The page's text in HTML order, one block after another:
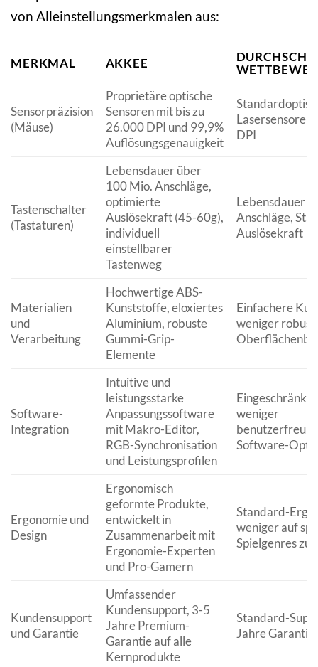
von Alleinstellungsmerkmalen aus:
MERKMAL AKKEE
Sensorpräzision
(Mäuse)
Proprietäre optische
Sensoren mit bis zu
26.000 DPI und 99,9%
Auflösungsgenauigkeit
Lasersensoren
DPI
Tastenschalter
(Tastaturen)
Lebensdauer über
100 Mio. Anschläge,
optimierte
Auslösekraft (45-60g),
individuell
einstellbarer
Tastenweg
Lebensdauer
Anschläge,
Auslösekraft
Materialien
und
Verarbeitung
Hochwertige ABS-
Kunststoffe, eloxiertes
Aluminium, robuste
Gummi-Grip-
Elemente
Einfachere
weniger
Software-
Integration
Intuitive und
leistungsstarke
Anpassungssoftware
mit Makro-Editor,
RGB-Synchronisation
und Leistungsprofilen
weniger
Software-
Ergonomie und
Design
Ergonomisch
geformte Produkte,
entwickelt in
Zusammenarbeit mit
Ergonomie-Experten
und Pro-Gamern
Standard-
weniger auf
Spielgenres
Kundensupport
und Garantie
Umfassender
Kundensupport, 3-5
Jahre Premium-
Garantie auf alle
Kernprodukte
Standard-
Jahre Garantie